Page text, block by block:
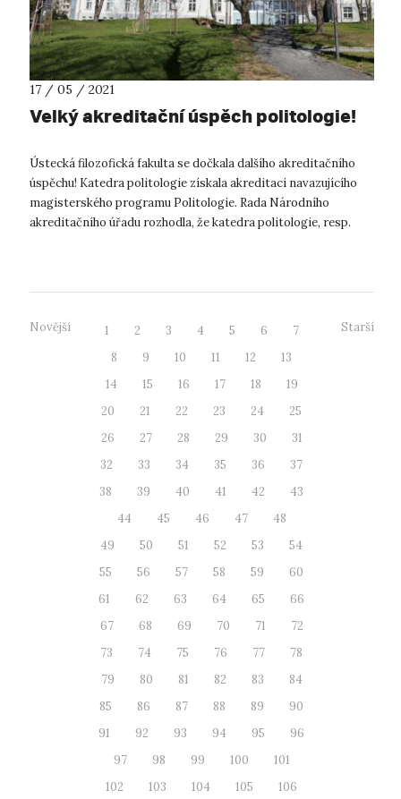
17 / 05 / 2021
Velký akreditační úspěch politologie!
Ústecká filozofická fakulta se dočkala dalšího akreditačního
úspěchu! Katedra politologie získala akreditaci navazujícího
magisterského programu Politologie. Rada Národního
akreditačního úřadu rozhodla, že katedra politologie, resp.
Novější 1 2 3 4 5 6
7
8
9 10 11 12
13
14
15 16 17 18
19
20
21 22 23 24
25
26
27 28 29 30
31
32
33 34 35 36
37
38
39 40 41 42
43
44
45 46 47
48
49
50 51 52 53
54
55
56 57 58 59
60
61
62 63 64 65
66
67
68 69 70 71
72
73
74 75 76 77
78
79
80 81 82 83
84
85
86 87 88 89
90
91
92 93 94 95
96
97
98 99 100
101
102
103 104 105
106
Starší